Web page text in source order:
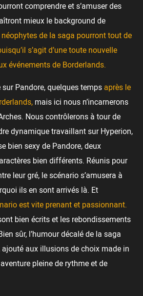
comprendre et s’amuser des
mieux le background de
néophytes de la saga pourront tout de
s’agit d’une toute nouvelle
événements de Borderlands.
sur Pandore, quelques temps après le
mais ici nous n’incarnerons
Nous contrôlerons à tour de
dynamique travaillant sur Hyperion,
bien sexy de Pandore, deux
bien différents. Réunis pour
leur gré, le scénario s’amusera à
ils en sont arrivés là. Et
est vite prenant et passionnant.
bien écrits et les rebondissements
sûr, l’humour décalé de la saga
ajouté aux illusions de choix made in
pleine de rythme et de